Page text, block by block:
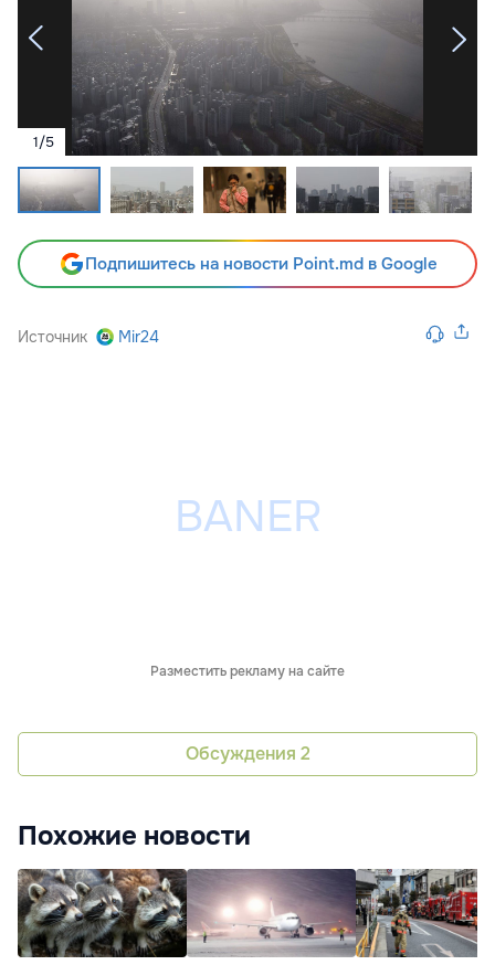
1/5
Подпишитесь на новости Point.md в Google
Источник Mir24
Разместить рекламу на сайте
Обсуждения 2
Похожие новости